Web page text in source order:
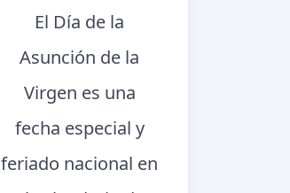
El Día de la
Asunción de la
Virgen es una
fecha especial y
feriado nacional en